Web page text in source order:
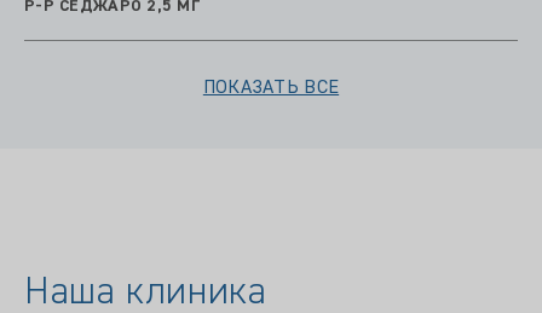
Р-Р СЕДЖАРО 2,5 МГ
ПОКАЗАТЬ ВСЕ
Наша клиника